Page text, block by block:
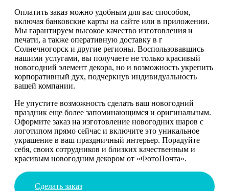
Оплатить заказ можно удобным для вас способом,
включая банковские карты на сайте или в приложении.
Мы гарантируем высокое качество изготовления и
печати, а также оперативную доставку в г
Солнечногорск и другие регионы. Воспользовавшись
нашими услугами, вы получаете не только красивый
новогодний элемент декора, но и возможность укрепить
корпоративный дух, подчеркнув индивидуальность
вашей компании.
Не упустите возможность сделать ваш новогодний
праздник еще более запоминающимся и оригинальным.
Оформите заказ на изготовление новогодних шаров с
логотипом прямо сейчас и включите это уникальное
украшение в ваш праздничный интерьер. Порадуйте
себя, своих сотрудников и близких качественным и
красивым новогодним декором от «ФотоПочта».
Сделать заказ